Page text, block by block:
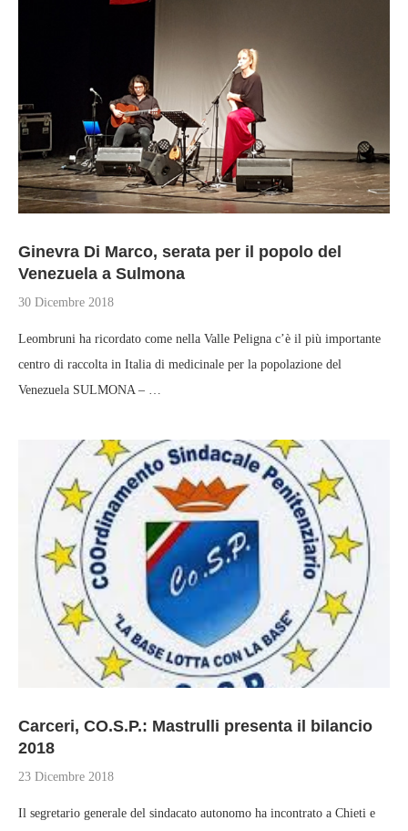
Ginevra Di Marco, serata per il popolo del
Venezuela a Sulmona
30 Dicembre 2018
Leombruni ha ricordato come nella Valle Peligna c’è il più importante
centro di raccolta in Italia di medicinale per la popolazione del
Venezuela SULMONA – …
Carceri, CO.S.P.: Mastrulli presenta il bilancio
2018
23 Dicembre 2018
Il segretario generale del sindacato autonomo ha incontrato a Chieti e